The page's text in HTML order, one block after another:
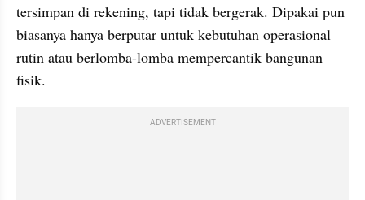
tersimpan di rekening, tapi tidak bergerak. Dipakai pun
biasanya hanya berputar untuk kebutuhan operasional
rutin atau berlomba-lomba mempercantik bangunan
fisik.
ADVERTISEMENT